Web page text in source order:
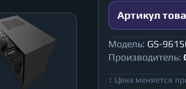
Артикул
Модель: GS-
Производитель:
↕ Цена меняется